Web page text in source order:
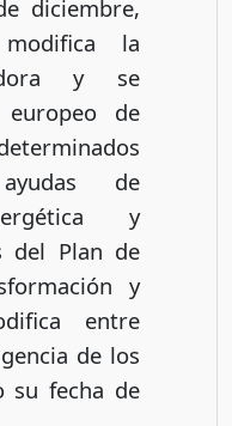
diciembre,
la
y se
de
de
y
del Plan de
y
entre
de los
su fecha de